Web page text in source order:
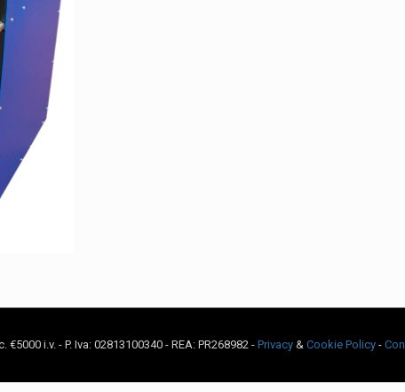
i.v. - P. Iva: 02813100340 - REA: PR268982 -Privacy &Cookie Policy -